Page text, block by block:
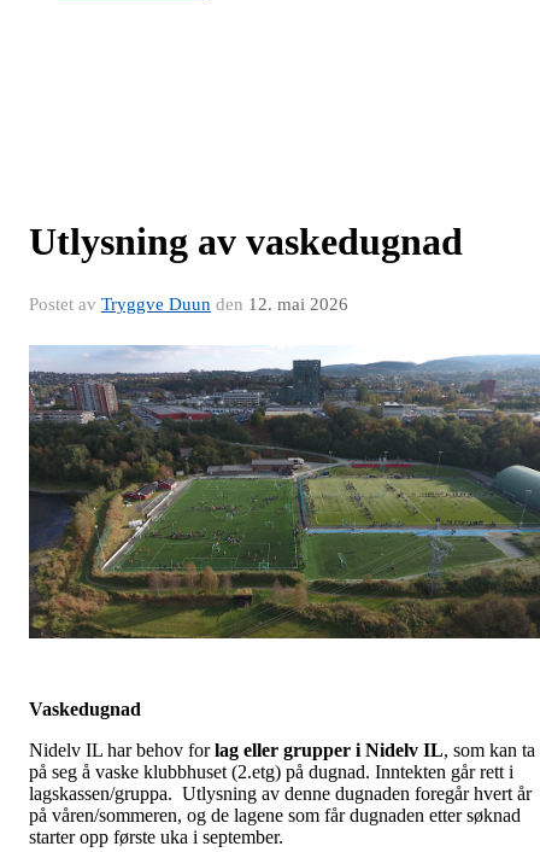
Utlysning av vaskedugnad
Postet av Tryggve Duun den 12. mai 2026
Vaskedugnad
Nidelv IL har behov forlag eller grupper i Nidelv IL, som kan ta
på seg å vaske klubbhuset (2.etg) på dugnad. Inntekten går rett i
lagskassen/gruppa. Utlysning av denne dugnaden foregår hvert år
på våren/sommeren, og de lagene som får dugnaden etter søknad
starter opp første uka i september.